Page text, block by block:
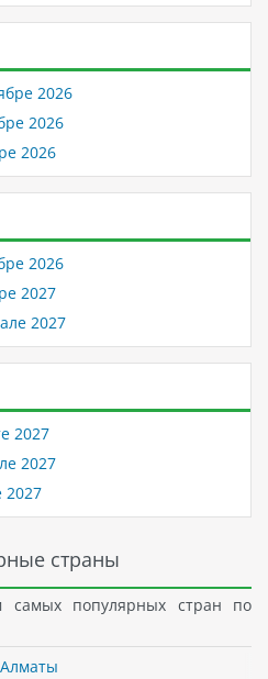
2026
2026
2026
2026
2027
2027
2027
2027
страны
самых популярных стран по